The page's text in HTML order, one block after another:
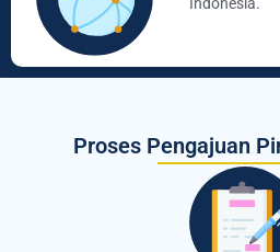
Proses Pengajuan